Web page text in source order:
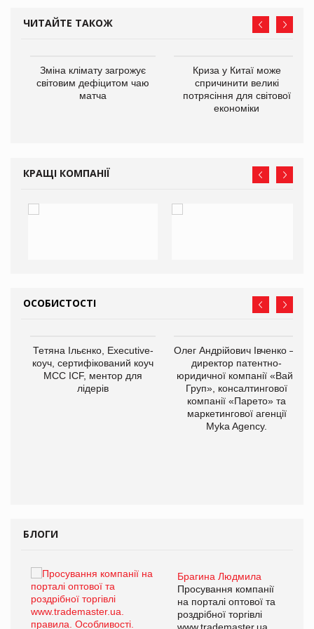
ЧИТАЙТЕ ТАКОЖ
Зміна клімату загрожує
світовим дефіцитом чаю
матча
Криза у Китаї може
спричинити великі
потрясіння для світової
економіки
КРАЩІ КОМПАНІЇ
ОСОБИСТОСТІ
Тетяна Ільєнко, Executive-
коуч, сертифікований коуч
МСС ICF, ментор для
лідерів
Олег Андрійович Івченко —
директор патентно-
юридичної компанії «Вайз
Груп», консалтингової
компанії «Парето» та
маркетингової агенції
Myka Agency.
БЛОГИ
Брагина Людмила
Просування компанії
на порталі оптової та
роздрібної торгівлі
www.trademaster.ua.